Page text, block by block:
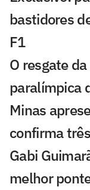
bastidores
F1
O resgate
paralímpica
Minas
confirma
Gabi
melhor